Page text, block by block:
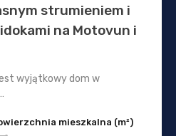
strumieniem i
na Motovun i
wyjątkowy dom w
mieszkalna (m²)